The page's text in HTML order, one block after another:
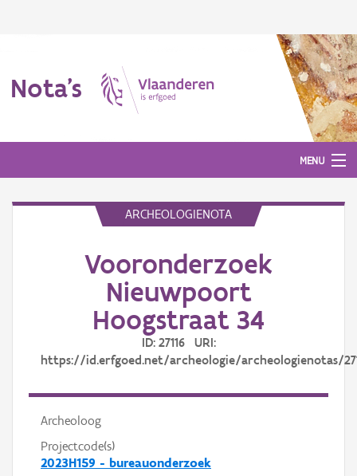
Nota's
MENU
ARCHEOLOGIENOTA
Vooronderzoek
Nieuwpoort
Hoogstraat 34
ID: 27116 URI:
https://id.erfgoed.net/archeologie/archeologienotas/
Archeoloog
Projectcode(s)
2023H159 - bureauonderzoek